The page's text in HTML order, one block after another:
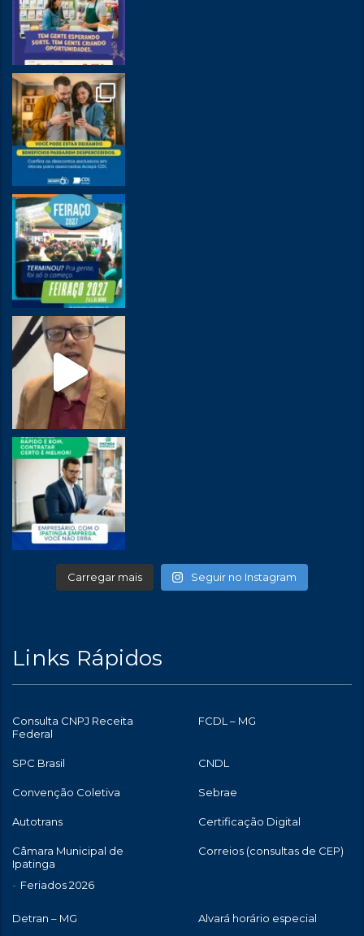
Carregar mais Seguir no Instagram
Links Rápidos
Consulta CNPJ Receita
Federal
FCDL – MG
SPC Brasil CNDL
Convenção Coletiva Sebrae
Autotrans Certificação Digital
Câmara Municipal de
Ipatinga
Feriados 2026
Correios (consultas de CEP)
Detran – MG Alvará horário especial